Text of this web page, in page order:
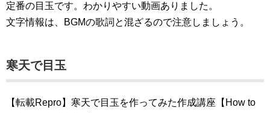
定番の目玉です。わかりやすい動画ありました。
文字情報は、BGMの歌詞と混ざるので注意しましょう。
寒天で目玉
【転載Repro】寒天で目玉を作ってみた作成講座【How to